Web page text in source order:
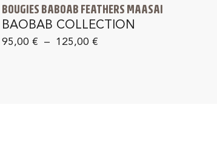
BOUGIES BABOAB FEATHERS MAASAI
BAOBAB COLLECTION
95,00€ – 125,00€